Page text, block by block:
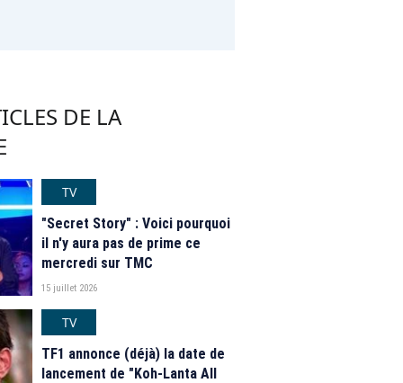
DE LA
TV
"Secret Story" : Voici pourquoi
il n'y aura pas de prime ce
mercredi sur TMC
15 juillet 2026
TV
TF1 annonce (déjà) la date de
lancement de "Koh-Lanta All